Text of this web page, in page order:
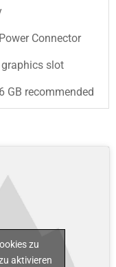
Connector
slot
GB recommended
zu
aktivieren